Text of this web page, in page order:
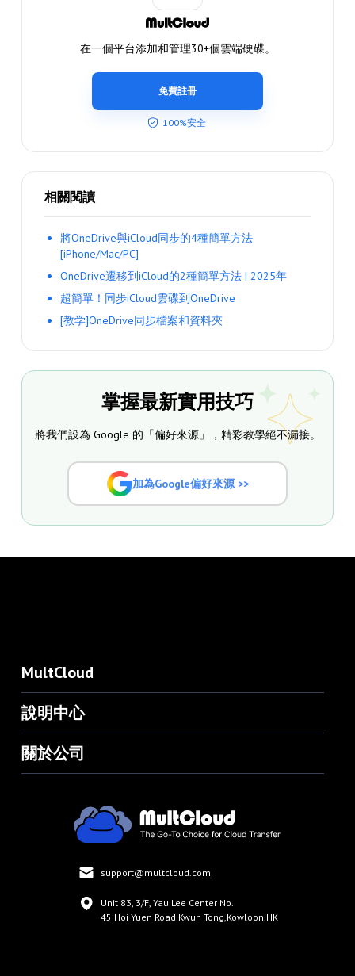
在一個平台添加和管理30+個雲端硬碟。
免費註冊
100%安全
相關閱讀
將OneDrive與iCloud同步的4種簡單方法
[iPhone/Mac/PC]
OneDrive遷移到iCloud的2種簡單方法 | 2025年
超簡單！同步iCloud雲碟到OneDrive
[教学]OneDrive同步檔案和資料夾
掌握最新實用技巧
將我們設為 Google 的「偏好來源」，精彩教學絕不漏接。
加為Google偏好來源 >>
MultCloud
說明中心
關於公司
support@multcloud.com
Unit 83, 3/F, Yau Lee Center No.
45 Hoi Yuen Road Kwun Tong,Kowloon.HK